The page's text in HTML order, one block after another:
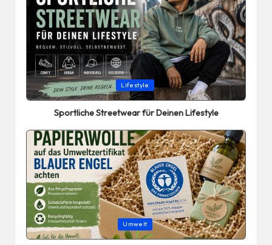
Posted
in
Lifestyle
Sportliche Streetwear für Deinen Lifestyle
Posted
in
Umwelt